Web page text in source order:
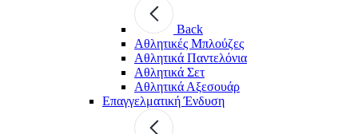
Back
Aθλητικές Μπλούζες
Αθλητικά Παντελόνια
Αθλητικά Σετ
Αθλητικά Αξεσουάρ
Επαγγελματική Ένδυση